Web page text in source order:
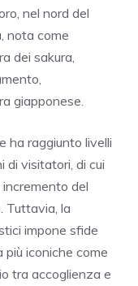
nel nord del
nota come
dei sakura,
giapponese.
ha raggiunto livelli
di visitatori, di cui
del
Tuttavia, la
impone sfide
iconiche come
tra accoglienza e